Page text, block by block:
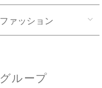
ファッション
グループ